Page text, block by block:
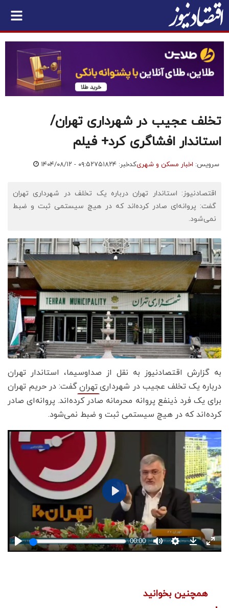
تخلف عجیب در شهرداری تهران/
استاندار افشاگری کرد+ فیلم
سرویس: اخبار مسکن و شهریکدخبر: ۷۵۱۸۲۴ ۱۴۰۴/۰۸/۱۲ - ۰۹:۵۲
اقتصادنیوز: استاندار تهران درباره یک تخلف در شهرداری تهران
گفت: پروانه‌ای صادر کرده‌اند که در هیچ سیستمی ثبت و ضبط
نمی‌شود.
به گزارش اقتصادنیوز به نقل از صداوسیما، استاندار تهران
درباره یک تخلف عجیب در شهرداریتهرانگفت: در حریم تهران
برای یک فرد ذینفع پروانه محرمانه صادر کرده‌اند. پروانه‌ای صادر
کرده‌اند که در هیچ سیستمی ثبت و ضبط نمی‌شود.
همچنین بخوانید